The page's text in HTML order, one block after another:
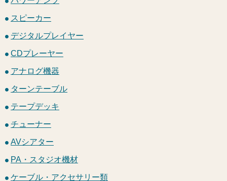
スピーカー
デジタルプレイヤー
CDプレーヤー
アナログ機器
ターンテーブル
テープデッキ
チューナー
AVシアター
PA・スタジオ機材
ケーブル・アクセサリー類